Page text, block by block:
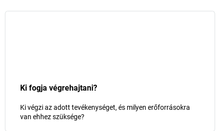
Ki fogja végrehajtani?
Ki végzi az adott tevékenységet, és milyen erőforrásokra
van ehhez szüksége?